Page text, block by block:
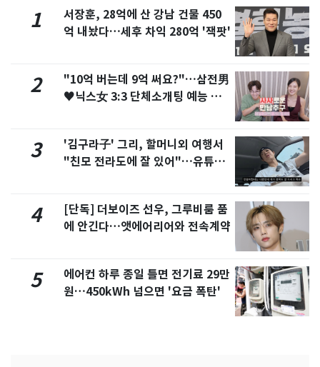
1
서장훈, 28억에 산 강남 건물 450
억 내놨다…세후 차익 280억 '잭팟'
2
"10억 버는데 9억 써요?"…삼전男
♥닉스女 3:3 단체소개팅 예능 화
3
'김구라子' 그리, 할머니외 여행서
"친모 전라도에 잘 있어"…유튜브
4
[단독] 더보이즈 선우, 그루비룸 품
에 안긴다…앳에어리어와 전속계약
5
에어컨 하루 종일 틀면 전기료 29만
원…450kWh 넘으면 '요금 폭탄'